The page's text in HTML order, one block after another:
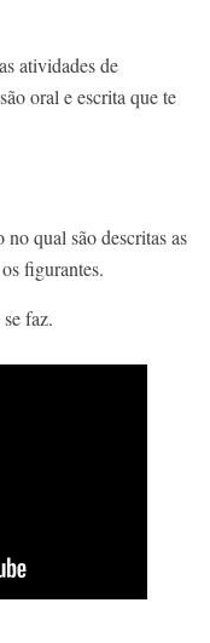
atividades de
oral e escrita que te
qual são descritas as
figurantes.
faz.